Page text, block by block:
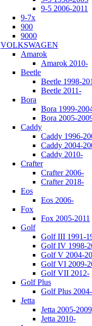
9-5 2006-2011
9-7x
900
9000
VOLKSWAGEN
Amarok
Amarok 2010-
Beetle
Beetle 1998-
Beetle 2011-
Bora
Bora 1999-
Bora 2005-
Caddy
Caddy 1996-
Caddy 2004-
Caddy 2010-
Crafter
Crafter 2006-
Crafter 2018-
Eos
Eos 2006-
Fox
Fox 2005-2011
Golf
Golf III 1991-
Golf IV 1998-
Golf V 2004-
Golf VI 2009-
Golf VII 2012-
Golf Plus
Golf Plus 2004-
Jetta
Jetta 2005-2009
Jetta 2010-